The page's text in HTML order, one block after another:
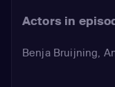
Actors in
Benja Bruijning,